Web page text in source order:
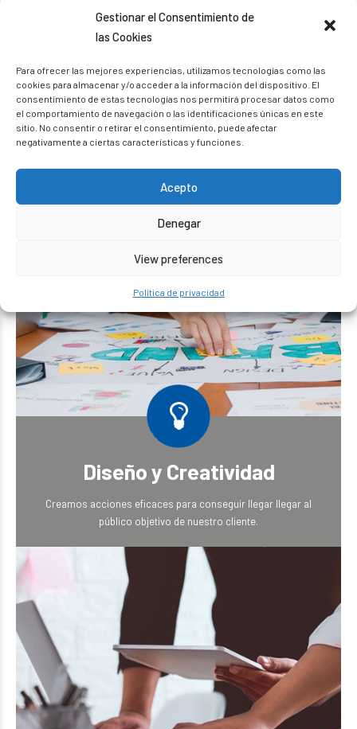
Gestionar el Consentimiento de
las Cookies
Para ofrecer las mejores experiencias, utilizamos tecnologías como las
cookies para almacenar y/o acceder a la información del dispositivo. El
consentimiento de estas tecnologías nos permitirá procesar datos como
el comportamiento de navegación o las identificaciones únicas en este
sitio. No consentir o retirar el consentimiento, puede afectar
negativamente a ciertas características y funciones.
Acepto
Denegar
View preferences
Política de privacidad
Marketing y ventas
El Marketing y la Venta son dos funciones muy próximas con un
objetivo común: vender.
Diseño y Creatividad
Creamos acciones eficaces para conseguir llegar llegar al
público objetivo de nuestro cliente.